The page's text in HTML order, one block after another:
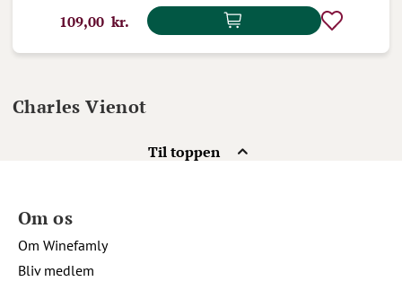
109,00 kr.
Til toppen
Charles Vienot
Om os
Om Winefamly
Bliv medlem